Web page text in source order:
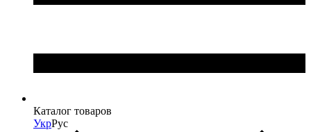
Каталог товаров
УкрРус